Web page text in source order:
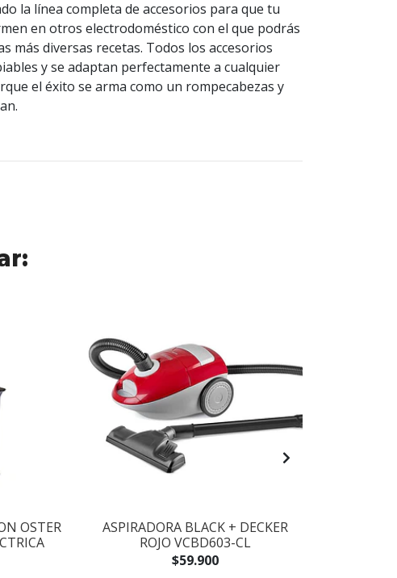
la línea completa de accesorios para que tu
en otros electrodoméstico con el que podrás
más diversas recetas. Todos los accesorios
y se adaptan perfectamente a cualquier
el éxito se arma como un rompecabezas y
OSTER
ASPIRADORA BLACK + DECKER
ROJO VCBD603-CL
$59.900